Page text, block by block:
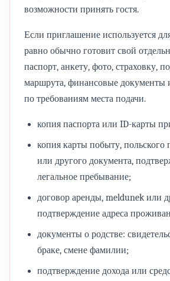
возможности принять гостя.
Если приглашение используется
равно обычно готовит свой
паспорт, анкету, фото, страховку,
маршрута, финансовые документы
по требованиям места подачи.
копия паспорта или ID-карты
копия карты побыту, польского
или другого документа,
легальное пребывание;
договор аренды, meldunek или
подтверждение адреса
документы о родстве:
браке, смене фамилии;
подтверждение дохода или